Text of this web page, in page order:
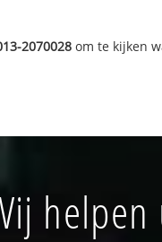
2070028 om te kijken